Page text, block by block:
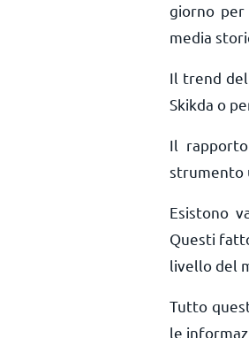
giorno per
media
Il trend
Skikda o
Il
strumento
Esistono
Questi
livello del
Tutto
le